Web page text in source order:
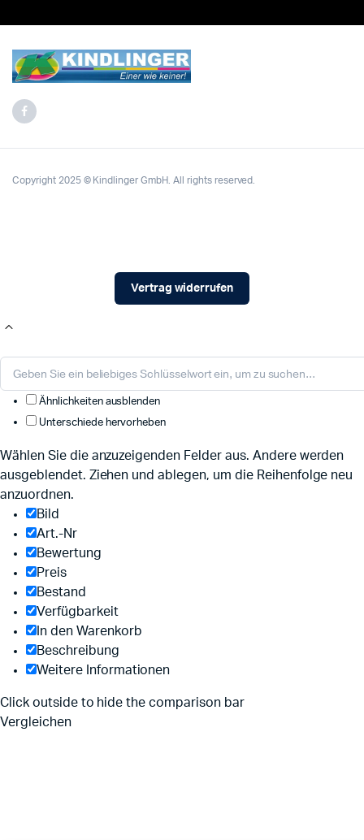
Copyright 2025 © Kindlinger GmbH. All rights reserved.
Vertrag widerrufen
Ähnlichkeiten ausblenden
Unterschiede hervorheben
Wählen Sie die anzuzeigenden Felder aus. Andere werden
ausgeblendet. Ziehen und ablegen, um die Reihenfolge neu
anzuordnen.
Bild
Art.-Nr
Bewertung
Preis
Bestand
Verfügbarkeit
In den Warenkorb
Beschreibung
Weitere Informationen
Click outside to hide the comparison bar
Vergleichen